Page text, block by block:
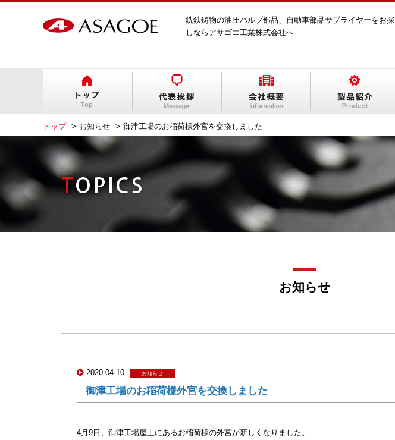
銑鉄鋳物の油圧バルブ部品、自動車部品サプライヤーをお探
しならアサゴエ工業株式会社へ
トップ お知らせ 御津工場のお稲荷様外宮を交換しました
お知らせ
2020.04.10 お知らせ
御津工場のお稲荷様外宮を交換しました
4月9日、御津工場屋上にあるお稲荷様の外宮が新しくなりました。